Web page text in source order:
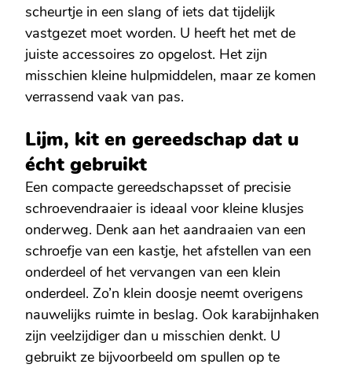
scheurtje in een slang of iets dat tijdelijk
vastgezet moet worden. U heeft het met de
juiste accessoires zo opgelost. Het zijn
misschien kleine hulpmiddelen, maar ze komen
verrassend vaak van pas.
Lijm, kit en gereedschap dat u
écht gebruikt
Een compacte gereedschapsset of precisie
schroevendraaier is ideaal voor kleine klusjes
onderweg. Denk aan het aandraaien van een
schroefje van een kastje, het afstellen van een
onderdeel of het vervangen van een klein
onderdeel. Zo’n klein doosje neemt overigens
nauwelijks ruimte in beslag. Ook karabijnhaken
zijn veelzijdiger dan u misschien denkt. U
gebruikt ze bijvoorbeeld om spullen op te